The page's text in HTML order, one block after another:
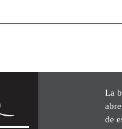
La
de